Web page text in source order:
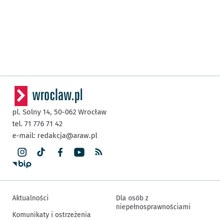
pl. Solny 14, 50-062 Wrocław
tel. 71 776 71 42
e-mail: redakcja@araw.pl
Aktualności
Komunikaty i ostrzeżenia
Dla osób z
niepełnosprawnościami